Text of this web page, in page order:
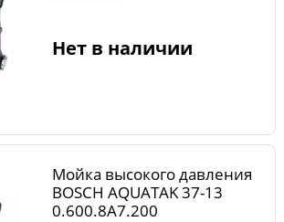
Нет в наличии
Мойка высокого давления
BOSCH AQUATAK 37-13
0.600.8A7.200